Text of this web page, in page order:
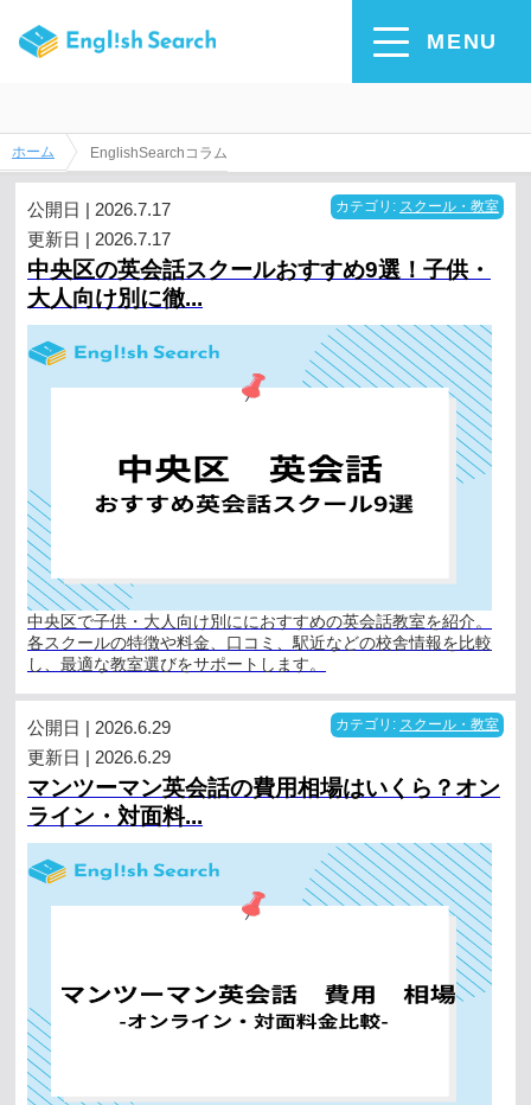
MENU
EnglishSearchにまつわる、お役立ちコラム一覧です。
ホーム EnglishSearchコラム
公開日 | 2026.7.17
更新日 | 2026.7.17
カテゴリ: スクール・教室
中央区の英会話スクールおすすめ9選！子供・
大人向け別に徹...
中央区で子供・大人向け別ににおすすめの英会話教室を紹介。
各スクールの特徴や料金、口コミ、駅近などの校舎情報を比較
し、最適な教室選びをサポートします。
公開日 | 2026.6.29
更新日 | 2026.6.29
カテゴリ: スクール・教室
マンツーマン英会話の費用相場はいくら？オン
ライン・対面料...